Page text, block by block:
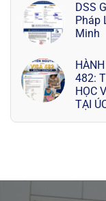
DSS
Pháp
Minh
482:
HỌC
TẠI